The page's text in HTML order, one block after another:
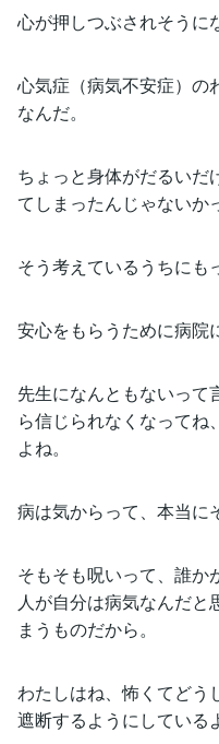
心が押しつぶされそうに
心気症（病気不安症）の
なんだ。
ちょっと身体がだるいだ
てしまったんじゃないか
そう考えているうちにも
安心をもらうために病院
先生になんともないって
ら信じられなくなって
よね。
病は気からって、本当に
そもそも呪いって、誰か
人が自分は病気なんだと
まうものだから。
わたしはね、怖くてどう
遮断するようにしている